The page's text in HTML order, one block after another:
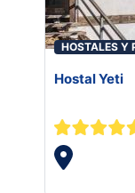
HOSTALES Y
Hostal Yeti